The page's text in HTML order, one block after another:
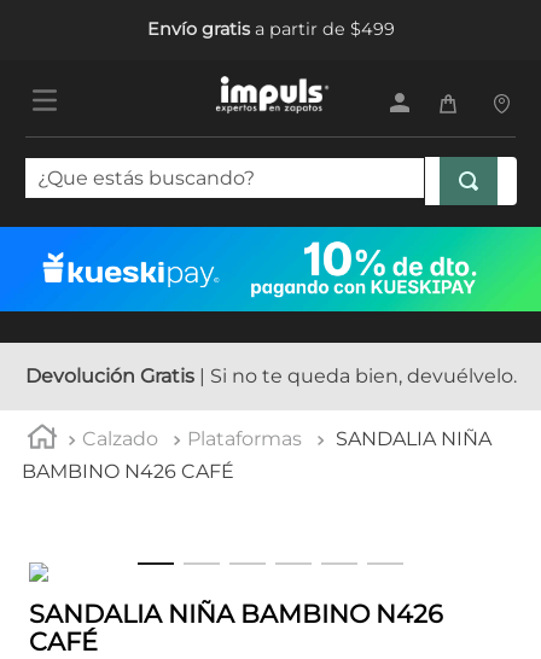
Envío gratisa partir de $499
¿Que estás buscando?
Devolución Gratis| Si no te queda bien, devuélvelo.
Calzado Plataformas
SANDALIA NIÑA
BAMBINO N426 CAFÉ
SANDALIA NIÑA BAMBINO N426
CAFÉ
1.
tenis mujer
tenis hombre
5. tenis